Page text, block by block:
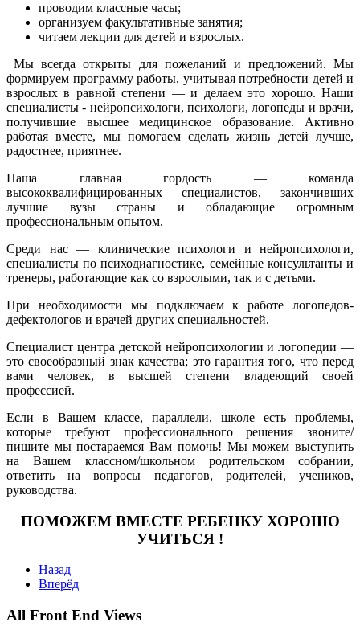
проводим классные часы;
организуем факультативные занятия;
читаем лекции для детей и взрослых.
Мы всегда открыты для пожеланий и предложений. Мы
формируем программу работы, учитывая потребности детей и
взрослых в равной степени — и делаем это хорошо. Наши
специалисты - нейропсихологи, психологи, логопеды и врачи,
получившие высшее медицинское образование. Активно
работая вместе, мы помогаем сделать жизнь детей лучше,
радостнее, приятнее.
Наша главная гордость — команда
высококвалифицированных специалистов, закончивших
лучшие вузы страны и обладающие огромным
профессиональным опытом.
Среди нас — клинические психологи и нейропсихологи,
специалисты по психодиагностике, семейные консультанты и
тренеры, работающие как со взрослыми, так и с детьми.
При необходимости мы подключаем к работе логопедов-
дефектологов и врачей других специальностей.
Специалист центра детской нейропсихологии и логопедии —
это своеобразный знак качества; это гарантия того, что перед
вами человек, в высшей степени владеющий своей
профессией.
Если в Вашем классе, параллели, школе есть проблемы,
которые требуют профессионального решения звоните/
пишите мы постараемся Вам помочь! Мы можем выступить
на Вашем классном/школьном родительском собрании,
ответить на вопросы педагогов, родителей, учеников,
руководства.
ПОМОЖЕМ ВМЕСТЕ РЕБЕНКУ ХОРОШО
УЧИТЬСЯ !
Назад
Вперёд
All Front End Views